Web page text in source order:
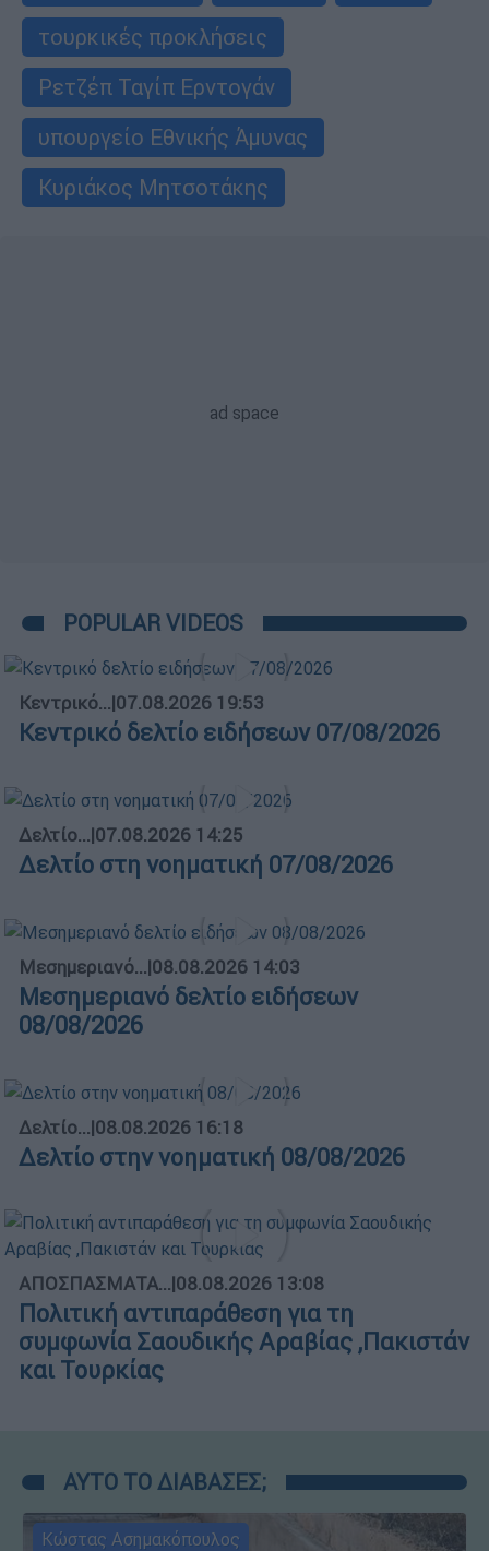
τουρκικές προκλήσεις
Ρετζέπ Ταγίπ Ερντογάν
υπουργείο Εθνικής Άμυνας
Κυριάκος Μητσοτάκης
POPULAR VIDEOS
Κεντρικό...|07.08.2026 19:53
Κεντρικό δελτίο ειδήσεων 07/08/2026
Δελτίο...|07.08.2026 14:25
Δελτίο στη νοηματική 07/08/2026
Μεσημεριανό...|08.08.2026 14:03
Μεσημεριανό δελτίο ειδήσεων
08/08/2026
Δελτίο...|08.08.2026 16:18
Δελτίο στην νοηματική 08/08/2026
ΑΠΟΣΠΑΣΜΑΤΑ...|08.08.2026 13:08
Πολιτική αντιπαράθεση για τη
συμφωνία Σαουδικής Αραβίας ,Πακιστάν
και Τουρκίας
ΑΥΤΟ ΤΟ ΔΙΑΒΑΣΕΣ;
Κώστας Ασημακόπουλος